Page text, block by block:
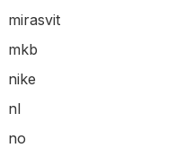
mirasvit
mkb
nike
nl
no